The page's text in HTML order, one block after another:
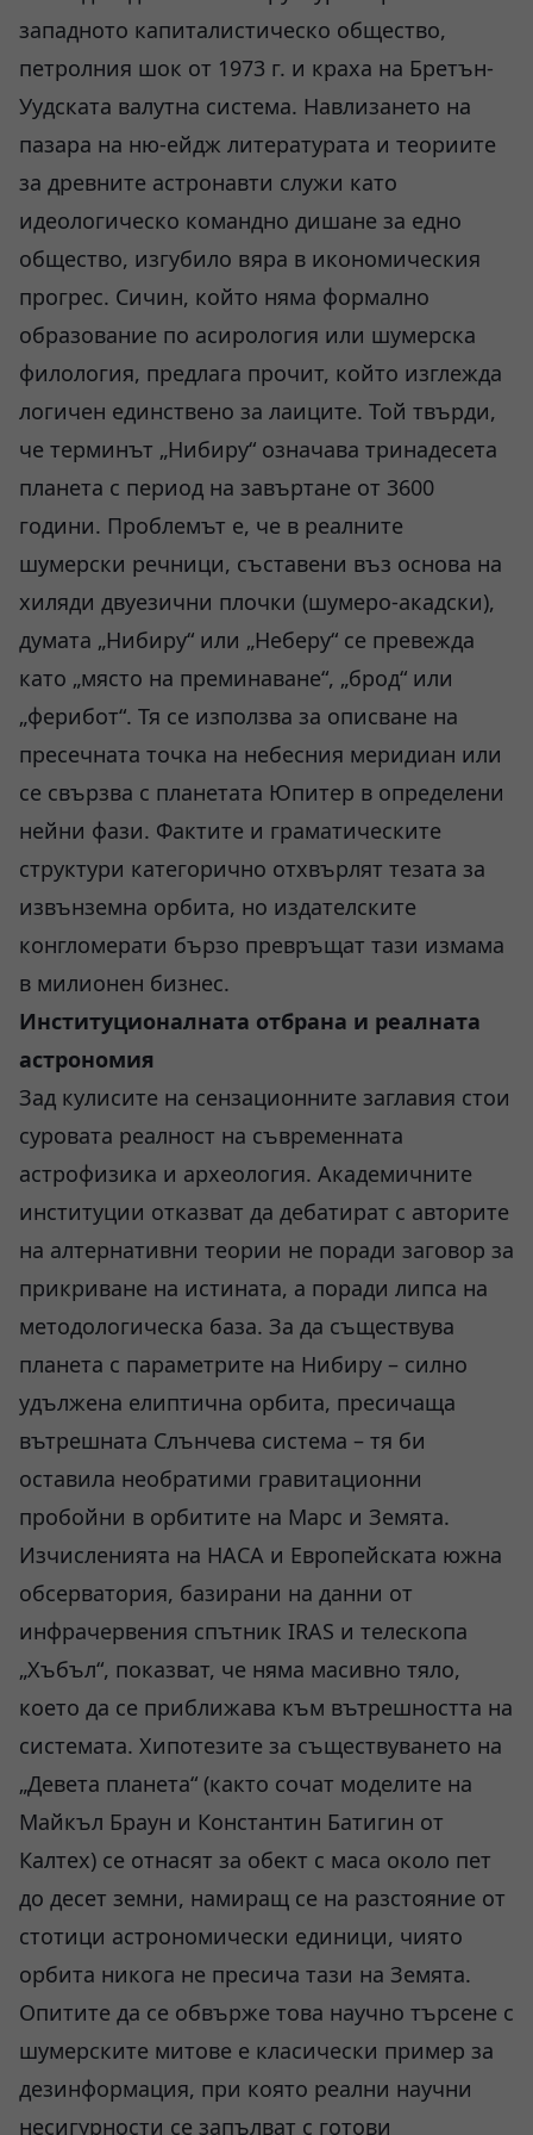
западното капиталистическо общество,
петролния шок от 1973 г. и краха на Бретън-
Уудската валутна система. Навлизането на
пазара на ню-ейдж литературата и теориите
за древните астронавти служи като
идеологическо командно дишане за едно
общество, изгубило вяра в икономическия
прогрес. Сичин, който няма формално
образование по асирология или шумерска
филология, предлага прочит, който изглежда
логичен единствено за лаиците. Той твърди,
че терминът „Нибиру“ означава тринадесета
планета с период на завъртане от 3600
години. Проблемът е, че в реалните
шумерски речници, съставени въз основа на
хиляди двуезични плочки (шумеро-акадски),
думата „Нибиру“ или „Неберу“ се превежда
като „място на преминаване“, „брод“ или
„ферибот“. Тя се използва за описване на
пресечната точка на небесния меридиан или
се свързва с планетата Юпитер в определени
нейни фази. Фактите и граматическите
структури категорично отхвърлят тезата за
извънземна орбита, но издателските
конгломерати бързо превръщат тази измама
в милионен бизнес.
Институционалната отбрана и реалната
астрономия
Зад кулисите на сензационните заглавия стои
суровата реалност на съвременната
астрофизика и археология. Академичните
институции отказват да дебатират с авторите
на алтернативни теории не поради заговор за
прикриване на истината, а поради липса на
методологическа база. За да съществува
планета с параметрите на Нибиру – силно
удължена елиптична орбита, пресичаща
вътрешната Слънчева система – тя би
оставила необратими гравитационни
пробойни в орбитите на Марс и Земята.
Изчисленията на НАСА и Европейската южна
обсерватория, базирани на данни от
инфрачервения спътник IRAS и телескопа
„Хъбъл“, показват, че няма масивно тяло,
което да се приближава към вътрешността на
системата. Хипотезите за съществуването на
„Девета планета“ (както сочат моделите на
Майкъл Браун и Константин Батигин от
Калтех) се отнасят за обект с маса около пет
до десет земни, намиращ се на разстояние от
стотици астрономически единици, чиято
орбита никога не пресича тази на Земята.
Опитите да се обвърже това научно търсене с
шумерските митове е класически пример за
дезинформация, при която реални научни
несигурности се запълват с готови